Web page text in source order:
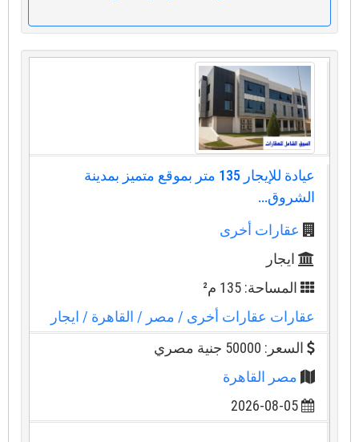
عيادة للإيجار 135 متر بموقع متميز بمدينة
الشروق...
عقارات أخرى
ايجار
المساحة: 135 م²
عقارات عقارات أخرى/ مصر / القاهرة/ ايجار
السعر: 50000 جنية مصري
مصر القاهرة
2026-08-05